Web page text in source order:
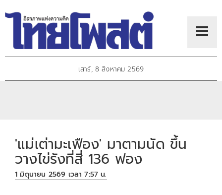
เสาร์, 8 สิงหาคม 2569
'แม่เต่ามะเฟือง' มาตามนัด ขึ้น
วางไข่รังที่สี่ 136 ฟอง
1 มิถุนายน 2569 เวลา 7:57 น.